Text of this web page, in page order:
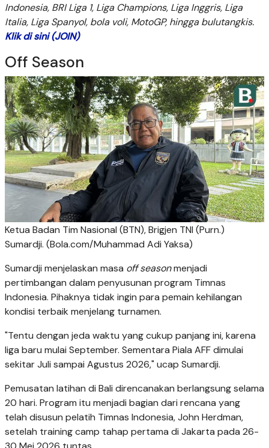
Indonesia, BRI Liga 1, Liga Champions, Liga Inggris, Liga
Italia, Liga Spanyol, bola voli, MotoGP, hingga bulutangkis.
Klik di sini (JOIN)
Off Season
Ketua Badan Tim Nasional (BTN), Brigjen TNI (Purn.)
Sumardji. (Bola.com/Muhammad Adi Yaksa)
Sumardji menjelaskan masa off seasonmenjadi
pertimbangan dalam penyusunan program Timnas
Indonesia. Pihaknya tidak ingin para pemain kehilangan
kondisi terbaik menjelang turnamen.
"Tentu dengan jeda waktu yang cukup panjang ini, karena
liga baru mulai September. Sementara Piala AFF dimulai
sekitar Juli sampai Agustus 2026," ucap Sumardji.
Pemusatan latihan di Bali direncanakan berlangsung selama
20 hari. Program itu menjadi bagian dari rencana yang
telah disusun pelatih Timnas Indonesia, John Herdman,
setelah training camp tahap pertama di Jakarta pada 26-